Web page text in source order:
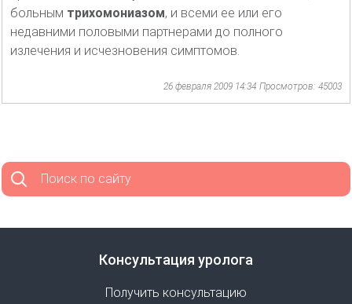
больным трихомониазом, и всеми ее или его
недавними половыми партнерами до полного
излечения и исчезновения симптомов.
26 февраля 2009 14:34 Просмотров: 45003
Поиск по сайту
Консультация уролога
Получить консультацию